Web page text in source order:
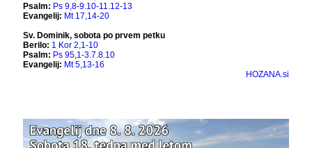
View on Facebook · Share
Bazilika Matere Usmiljenja
12 months ago
Photo